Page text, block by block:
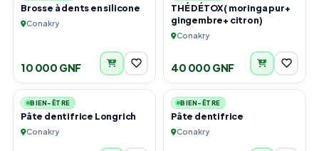
Brosse à dents en silicone
Conakry
10 000 GNF
THÉ DÉTOX( moringa pur+
gingembre+ citron)
Conakry
40 000 GNF
4
BIEN-ÊTRE
Pâte dentifrice Longrich
Conakry
1
BIEN-ÊTRE
Pâte dentifrice
Conakry